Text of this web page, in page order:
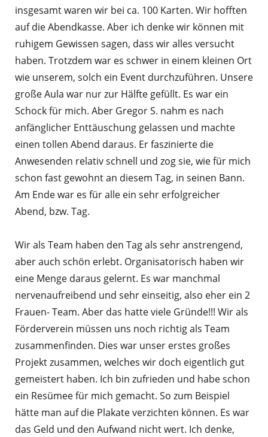
insgesamt waren wir bei ca. 100 Karten. Wir hofften
auf die Abendkasse. Aber ich denke wir können mit
ruhigem Gewissen sagen, dass wir alles versucht
haben. Trotzdem war es schwer in einem kleinen Ort
wie unserem, solch ein Event durchzuführen. Unsere
große Aula war nur zur Hälfte gefüllt. Es war ein
Schock für mich. Aber Gregor S. nahm es nach
anfänglicher Enttäuschung gelassen und machte
einen tollen Abend daraus. Er faszinierte die
Anwesenden relativ schnell und zog sie, wie für mich
schon fast gewohnt an diesem Tag, in seinen Bann.
Am Ende war es für alle ein sehr erfolgreicher
Abend, bzw. Tag.
Wir als Team haben den Tag als sehr anstrengend,
aber auch schön erlebt. Organisatorisch haben wir
eine Menge daraus gelernt. Es war manchmal
nervenaufreibend und sehr einseitig, also eher ein 2
Frauen- Team. Aber das hatte viele Gründe!!! Wir als
Förderverein müssen uns noch richtig als Team
zusammenfinden. Dies war unser erstes großes
Projekt zusammen, welches wir doch eigentlich gut
gemeistert haben. Ich bin zufrieden und habe schon
ein Resümee für mich gemacht. So zum Beispiel
hätte man auf die Plakate verzichten können. Es war
das Geld und den Aufwand nicht wert. Ich denke,